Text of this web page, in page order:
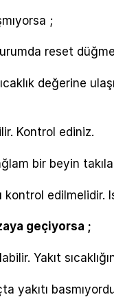
;
reset
değerine
Kontrol ediniz.
bir beyin
kontrol edilmelidir.
geçiyorsa ;
Yakıt
yakıtı